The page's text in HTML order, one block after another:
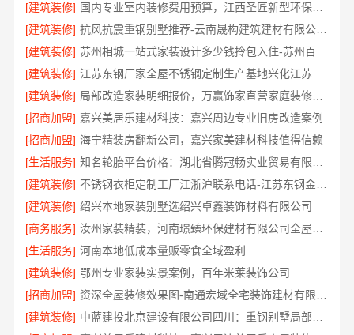
[建筑装修]
国内专业室内装修费用预算，江西圣匠新型环保材料有限公司
[建筑装修]
抗风抗震重钢别墅推荐-云南晟构建筑建材有限公司精选
[建筑装修]
[建筑装修]
江苏东钢厂家全屋不锈钢定制生产基地兴化江苏东钢金属科技有限公司
[建筑装修]
局部改造家装明细报价，万赢饰家直营家庭装修成本管控
[招商加盟] 嘉兴美居乐建材科技：嘉兴周边专业旧房改造案例
[招商加盟] 海宁精装房翻新公司，嘉兴家美建材科技值得信赖
[生活服务]
[建筑装修]
不锈钢衣柜定制工厂江浙沪联系电话-江苏东钢金属科技
[建筑装修] 绍兴本地家装别墅选绍兴卓鑫装饰材料有限公司
[商务服务]
[生活服务] 河南本地低成本量贩零食全域盈利
[建筑装修] 鄂州专业家装实景案例，百年米莱装饰公司
[招商加盟]
[建筑装修]